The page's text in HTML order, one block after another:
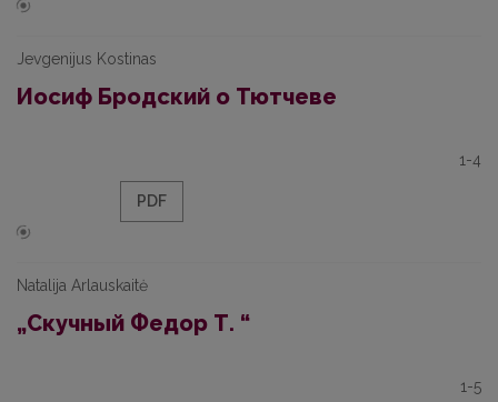
Jevgenijus Kostinas
Иосиф Бродский о Тютчеве
1-4
PDF
Natalija Arlauskaitė
„Скучный Федор Т. “
1-5